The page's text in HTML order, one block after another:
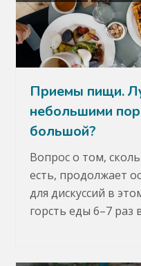
Приемы пищи.
небольшими
большой?
Вопрос о том,
есть, продолжает
для дискуссий в
горсть еды 6–7 раз